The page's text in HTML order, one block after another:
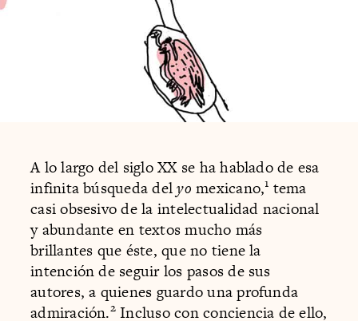
A lo largo del siglo XX se ha hablado de esa
infinita búsqueda delyomexicano,1 tema
casi obsesivo de la intelectualidad nacional
y abundante en textos mucho más
brillantes que éste, que no tiene la
intención de seguir los pasos de sus
autores, a quienes guardo una profunda
admiración.2Incluso con conciencia de ello,